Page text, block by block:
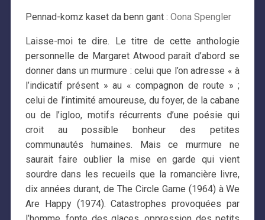
Pennad-komz kaset da benn gant : Oona Spengler
Laisse-moi te dire. Le titre de cette anthologie
personnelle de Margaret Atwood paraît d’abord se
donner dans un murmure : celui que l’on adresse « à
l’indicatif présent » au « compagnon de route » ;
celui de l’intimité amoureuse, du foyer, de la cabane
ou de l’igloo, motifs récurrents d’une poésie qui
croit au possible bonheur des petites
communautés humaines. Mais ce murmure ne
saurait faire oublier la mise en garde qui vient
sourdre dans les recueils que la romancière livre,
dix années durant, de The Circle Game (1964) à We
Are Happy (1974). Catastrophes provoquées par